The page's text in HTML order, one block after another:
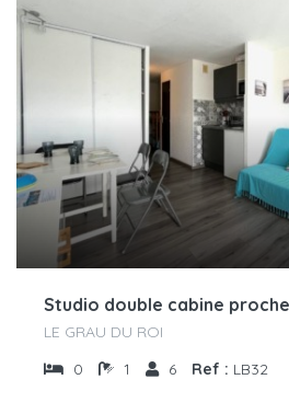
LE GRAU DU ROI
0
1 6 Ref : LB32